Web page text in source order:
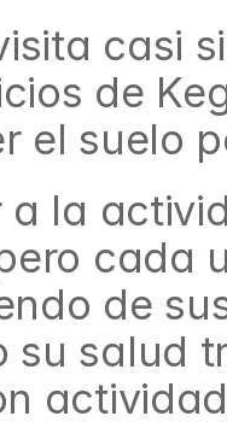
casi
de
el suelo
a la
cada
de
su salud